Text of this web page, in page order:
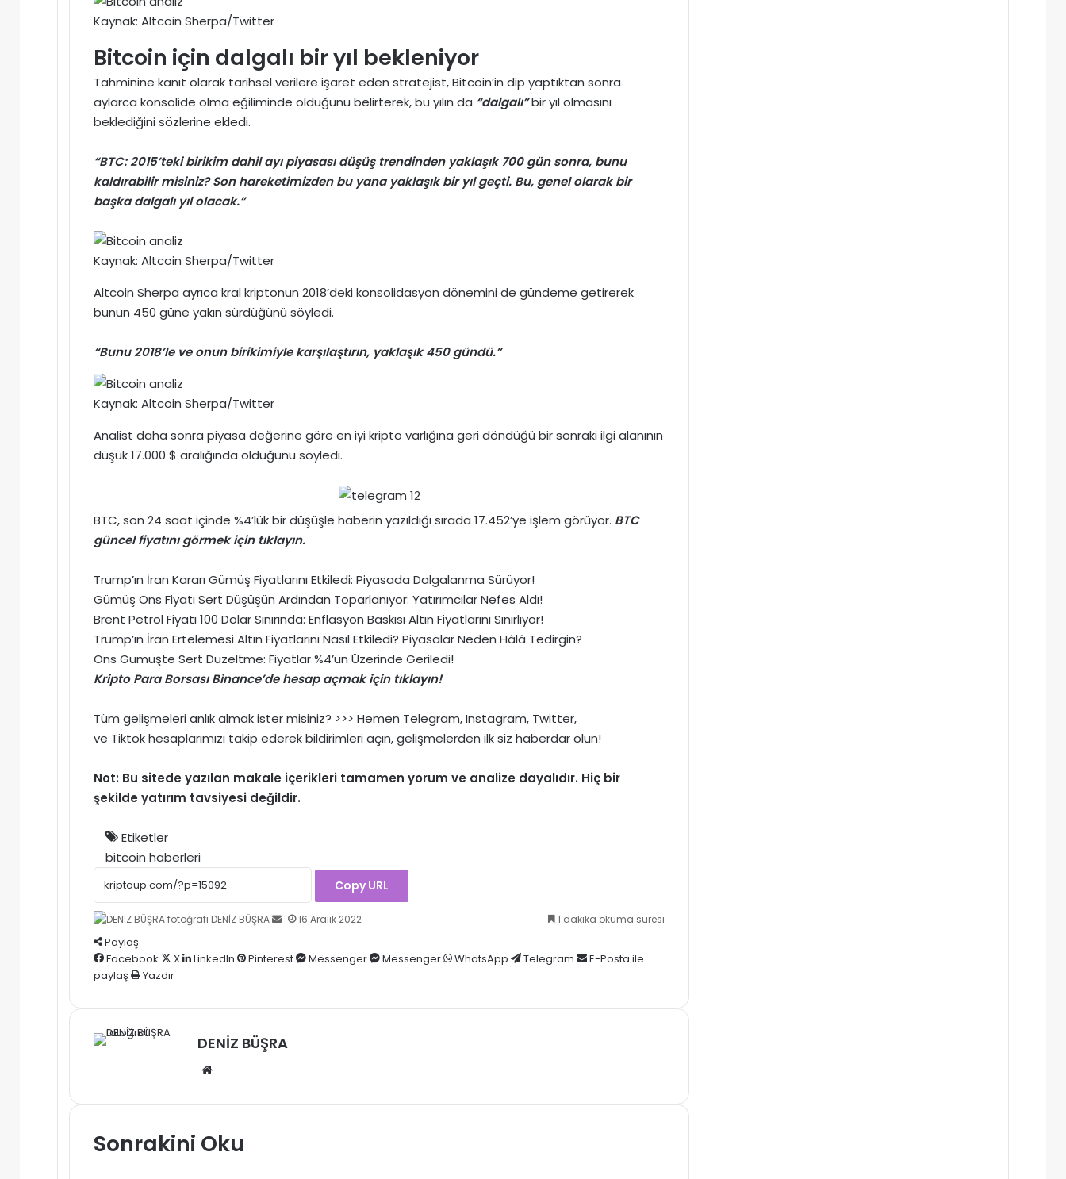
Kaynak: Altcoin Sherpa/Twitter
Bitcoin için dalgalı bir yıl bekleniyor
Tahminine kanıt olarak tarihsel verilere işaret eden stratejist,Bitcoin’in dip yaptıktan sonra
aylarca konsolide olma eğiliminde olduğunu belirterek, bu yılın da “dalgalı”bir yıl olmasını
beklediğini sözlerine ekledi.
“BTC: 2015’teki birikim dahil ayı piyasası düşüş trendinden yaklaşık 700 gün sonra, bunu
kaldırabilir misiniz? Son hareketimizden bu yana yaklaşık bir yıl geçti. Bu, genel olarak bir
başka dalgalı yıl olacak.”
Kaynak: Altcoin Sherpa/Twitter
Altcoin Sherpa ayrıca kralkriptonun 2018’deki konsolidasyon dönemini de gündeme getirerek
bunun 450 güne yakın sürdüğünü söyledi.
“Bunu 2018’le ve onun birikimiyle karşılaştırın, yaklaşık 450 gündü.”
Kaynak: Altcoin Sherpa/Twitter
Analist daha sonra piyasa değerine göre en iyikripto varlığına geri döndüğü bir sonraki ilgi alanının
düşük 17.000 $ aralığında olduğunu söyledi.
BTC, son 24 saat içinde %4’lük bir düşüşle haberin yazıldığı sırada 17.452’ye işlem görüyor. BTC
güncelfiyatını görmek için tıklayın.
Trump’ın İran Kararı Gümüş Fiyatlarını Etkiledi: Piyasada Dalgalanma Sürüyor!
Gümüş Ons Fiyatı Sert Düşüşün Ardından Toparlanıyor: Yatırımcılar Nefes Aldı!
Brent Petrol Fiyatı 100 Dolar Sınırında: Enflasyon Baskısı Altın Fiyatlarını Sınırlıyor!
Trump’ın İran Ertelemesi Altın Fiyatlarını Nasıl Etkiledi? Piyasalar Neden Hâlâ Tedirgin?
Ons Gümüşte Sert Düzeltme: Fiyatlar %4’ün Üzerinde Geriledi!
Kripto Para Borsası Binance’de hesap açmak için tıklayın!
Tüm gelişmeleri anlık almak ister misiniz? >>> Hemen Telegram,Instagram, Twitter,
ve Tiktokhesaplarımızı takip ederek bildirimleri açın, gelişmelerden ilk siz haberdar olun!
Not: Bu sitede yazılan makale içerikleri tamamen yorum ve analize dayalıdır. Hiç bir
şekilde yatırım tavsiyesi değildir.
Etiketler
bitcoin haberleri
Copy URL
DENİZ BÜŞRA
Bir
posta
16 Aralık 2022 1 dakika okuma süresi
Paylaş
Facebook
X LinkedIn Pinterest Messenger Messenger WhatsApp Telegram
E-Posta ile
paylaş
Yazdır
DENİZ BÜŞRA
Sonrakini Oku
Tam İyimserlik Yok!